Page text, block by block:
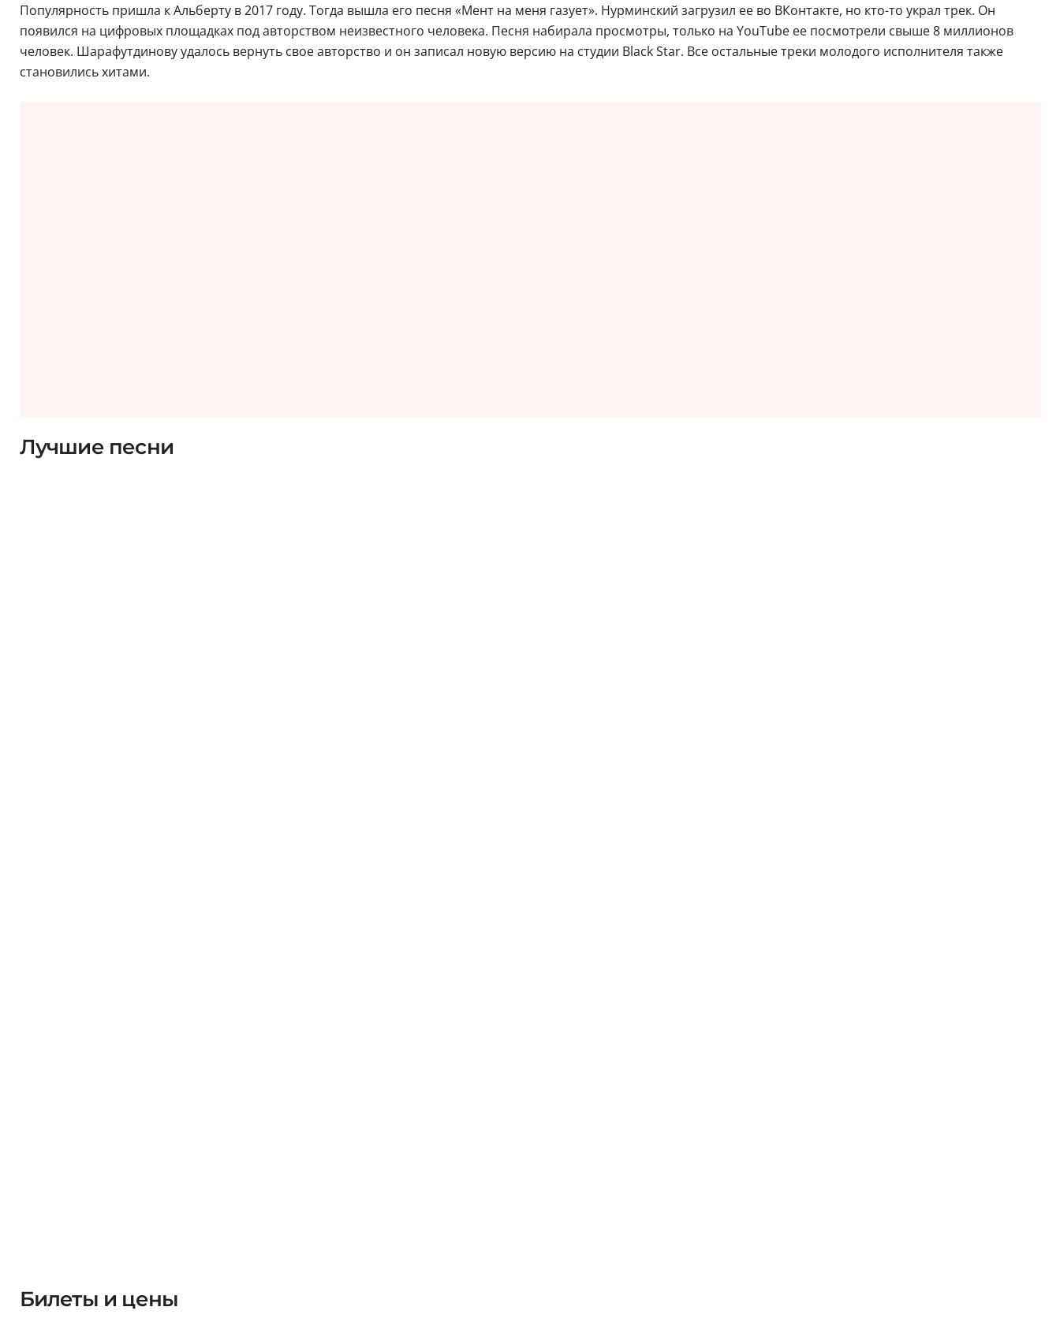
Популярность пришла к Альберту в 2017 году. Тогда вышла его песня «Мент на меня газует». Нурминский загрузил ее во ВКонтакте, но кто-то украл трек. Он
появился на цифровых площадках под авторством неизвестного человека. Песня набирала просмотры, только на YouTube ее посмотрели свыше 8 миллионов
человек. Шарафутдинову удалось вернуть свое авторство и он записал новую версию на студии Black Star. Все остальные треки молодого исполнителя также
становились хитами.
Лучшие песни
Билеты и цены